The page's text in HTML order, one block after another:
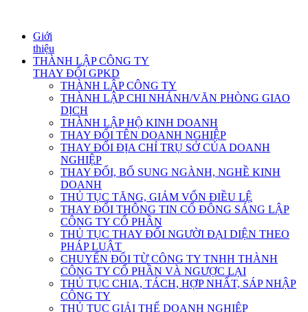
Giới
thiệu
THÀNH LẬP CÔNG TY
THAY ĐỔI GPKD
THÀNH LẬP CÔNG TY
THÀNH LẬP CHI NHÁNH/VĂN PHÒNG GIAO
DỊCH
THÀNH LẬP HỘ KINH DOANH
THAY ĐỔI TÊN DOANH NGHIỆP
THAY ĐỔI ĐỊA CHỈ TRỤ SỞ CỦA DOANH
NGHIỆP
THAY ĐỔI, BỔ SUNG NGÀNH, NGHỀ KINH
DOANH
THỦ TỤC TĂNG, GIẢM VỐN ĐIỀU LỆ
THAY ĐỔI THÔNG TIN CỔ ĐÔNG SÁNG LẬP
CÔNG TY CỔ PHẦN
THỦ TỤC THAY ĐỔI NGƯỜI ĐẠI DIỆN THEO
PHÁP LUẬT
CHUYỂN ĐỔI TỪ CÔNG TY TNHH THÀNH
CÔNG TY CỔ PHẦN VÀ NGƯỢC LẠI
THỦ TỤC CHIA, TÁCH, HỢP NHẤT, SÁP NHẬP
CÔNG TY
THỦ TỤC GIẢI THỂ DOANH NGHIỆP